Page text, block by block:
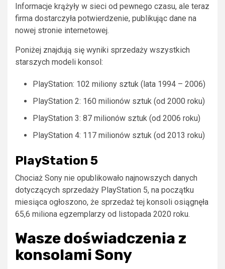
Informacje krążyły w sieci od pewnego czasu, ale teraz
firma dostarczyła potwierdzenie, publikując dane na
nowej stronie internetowej.
Poniżej znajdują się wyniki sprzedaży wszystkich
starszych modeli konsol:
PlayStation: 102 miliony sztuk (lata 1994 – 2006)
PlayStation 2: 160 milionów sztuk (od 2000 roku)
PlayStation 3: 87 milionów sztuk (od 2006 roku)
PlayStation 4: 117 milionów sztuk (od 2013 roku)
PlayStation 5
Chociaż Sony nie opublikowało najnowszych danych
dotyczących sprzedaży PlayStation 5, na początku
miesiąca ogłoszono, że sprzedaż tej konsoli osiągnęła
65,6 miliona egzemplarzy od listopada 2020 roku.
Wasze doświadczenia z
konsolami Sony